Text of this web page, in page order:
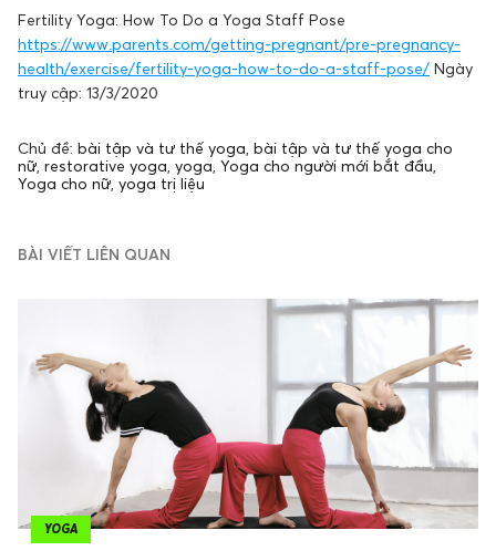
Fertility Yoga: How To Do a Yoga Staff Pose
https://www.parents.com/getting-pregnant/pre-pregnancy-
health/exercise/fertility-yoga-how-to-do-a-staff-pose/ Ngày
truy cập: 13/3/2020
Chủ đề: bài tập và tư thế yoga bài tập và tư thế yoga cho
nữ restorative yoga yoga Yoga cho người mới bắt đầu
Yoga cho nữ yoga trị liệu
BÀI VIẾT LIÊN QUAN
YOGA